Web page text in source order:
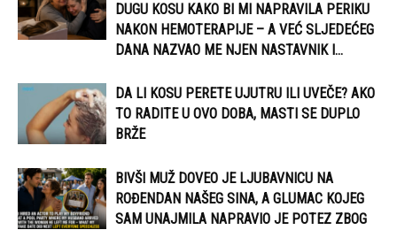
DUGU KOSU KAKO BI MI NAPRAVILA PERIKU
NAKON HEMOTERAPIJE – A VEĆ SLJEDEĆEG
DANA NAZVAO ME NJEN NASTAVNIK I...
DA LI KOSU PERETE UJUTRU ILI UVEČE? AKO
TO RADITE U OVO DOBA, MASTI SE DUPLO
BRŽE
BIVŠI MUŽ DOVEO JE LJUBAVNICU NA
ROĐENDAN NAŠEG SINA, A GLUMAC KOJEG
SAM UNAJMILA NAPRAVIO JE POTEZ ZBOG